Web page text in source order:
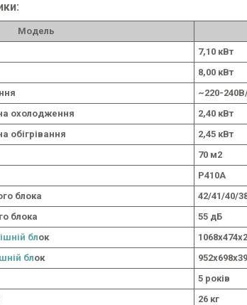
Модель
7,10 кВт
8,00 кВт
~220-
охолодження
2,40 кВт
обігрівання
2,45 кВт
70 м2
Р410А
блока
42/41/40/
блока
55 дБ
блок
блок
5 років
26 кг